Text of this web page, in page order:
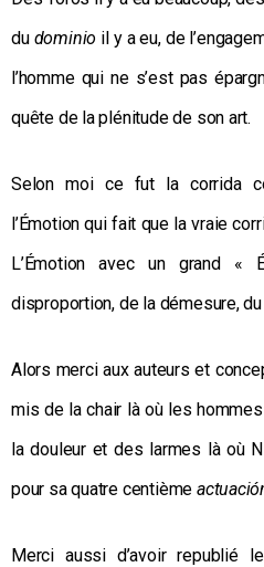
du dominio il y a eu, de
l’homme qui ne s’est pas
quête de la plénitude de son art.
Selon moi ce fut la corrida
l’Émotion qui fait que la vraie
L’Émotion avec un grand
disproportion, de la démesure,
Alors merci aux auteurs et
mis de la chair là où les
la douleur et des larmes là où
pour sa quatre centième
Merci aussi d’avoir republié